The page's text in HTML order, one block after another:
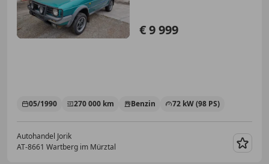
€ 9 999
05/1990 270 000 km Benzin 72 kW (98 PS)
Autohandel Jorik
AT-8661 Wartberg im Mürztal